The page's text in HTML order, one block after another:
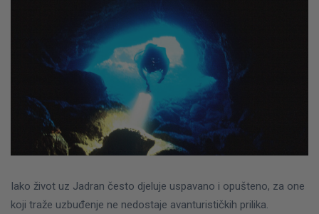
Iako život uz Jadran često djeluje uspavano i opušteno, za one
koji traže uzbuđenje ne nedostaje avanturističkih prilika.